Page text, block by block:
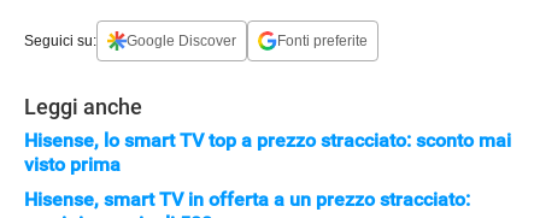
Seguici su: Google Discover Fonti preferite
Leggi anche
Hisense, lo smart TV top a prezzo stracciato: sconto mai
visto prima
Hisense, smart TV in offerta a un prezzo stracciato: